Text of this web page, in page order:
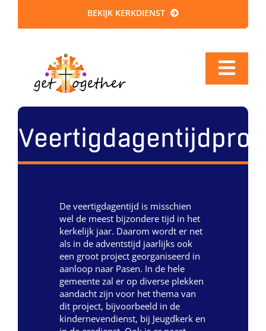
inhoud
BEKIJK KERKDIENST
Nieuws
Visie
Activiteiten
Terug naar de kerk
site
De veertigdagentijd is misschien
wel de meest bijzondere tijd in het
kerkelijk jaar. Daarom wordt er net
als in de adventstijd jaarlijks ook
een groot project georganiseerd in
aanloop naar Pasen. In de hele
gemeente zal er op diverse plekken
aandacht zijn voor het thema van
dit project, bijvoorbeeld in de
kindernevendienst, bij Jeugdkerk en